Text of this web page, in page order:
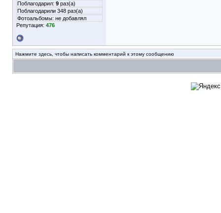
Поблагодарил: 9 раз(а)
Поблагодарили 348 раз(а)
Фотоальбомы: не добавлял
Репутация: 476
Нажмите здесь, чтобы написать комментарий к этому сообщению